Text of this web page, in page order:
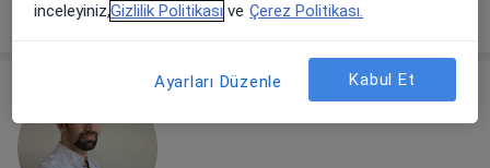
Randevu talep et
inceleyiniz,Gizlilik Politikası ve Çerez Politikası.
Ayarları Düzenle Kabul Et